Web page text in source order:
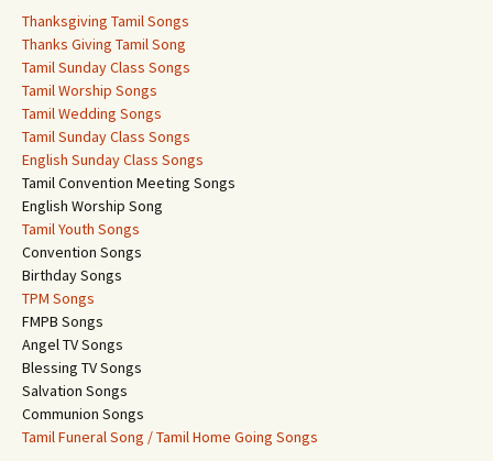
Thanksgiving Tamil Songs
Thanks Giving Tamil Song
Tamil Sunday Class Songs
Tamil Worship Songs
Tamil Wedding Songs
Tamil Sunday Class Songs
English Sunday Class Songs
Tamil Convention Meeting Songs
English Worship Song
Tamil Youth Songs
Convention Songs
Birthday Songs
TPM Songs
FMPB Songs
Angel TV Songs
Blessing TV Songs
Salvation Songs
Communion Songs
Tamil Funeral Song / Tamil Home Going Songs